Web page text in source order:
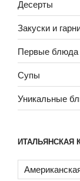
Десерты
Закуски и
Первые блюда
Супы
Уникальные
ИТАЛЬЯНСКАЯ